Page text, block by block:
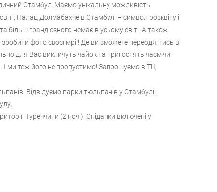
Стамбул. Маємо унікальну можливість
Палац Долмабахче в Стамбулі – символ розквіту і
більш грандіозного немає в усьому світі. А також
фото своєї мрії! Де ви зможете переодягтись в
для Вас викличуть чайок та пригостять чаєм чи
І ми теж його не пропустимо! Запрошуємо в ТЦ
Відвідуємо парки тюльпанів у Стамбулі!
Туреччини (2 ночі). Сніданки включені у